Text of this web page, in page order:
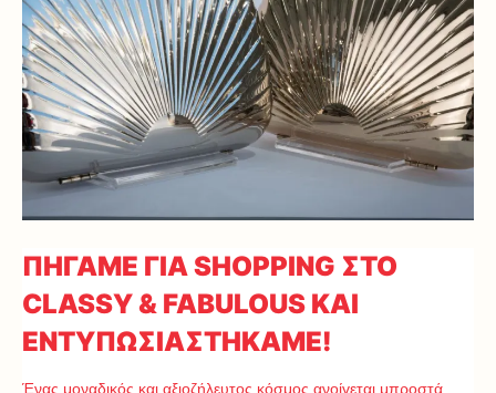
ΠΗΓΑΜΕ ΓΙΑ SHOPPING ΣΤΟ
CLASSY & FABULOUS ΚΑΙ
ΕΝΤΥΠΩΣΙΑΣΤΗΚΑΜΕ!
Ένας μοναδικός και αξιοζήλευτος κόσμος ανοίγεται μπροστά